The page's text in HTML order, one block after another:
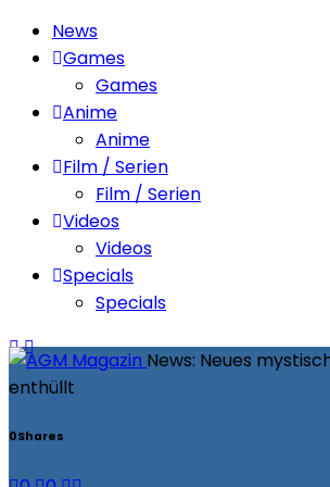
News
Games
Games
Anime
Anime
Film / Serien
Film / Serien
Videos
Videos
Specials
Specials
News: Neues
enthüllt
0Shares